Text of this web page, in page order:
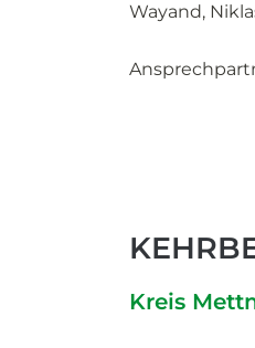
Wayand,
Kreis